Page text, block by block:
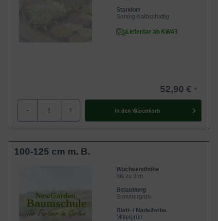
Standort
Sonnig-halbschattig
Lieferbar ab KW43
52,90 €
- + In den Warenkorb
100-125 cm m. B.
Wuchsendhöhe
bis zu 3 m
Belaubung
Sommergrün
Blatt- / Nadelfarbe
Mittelgrün